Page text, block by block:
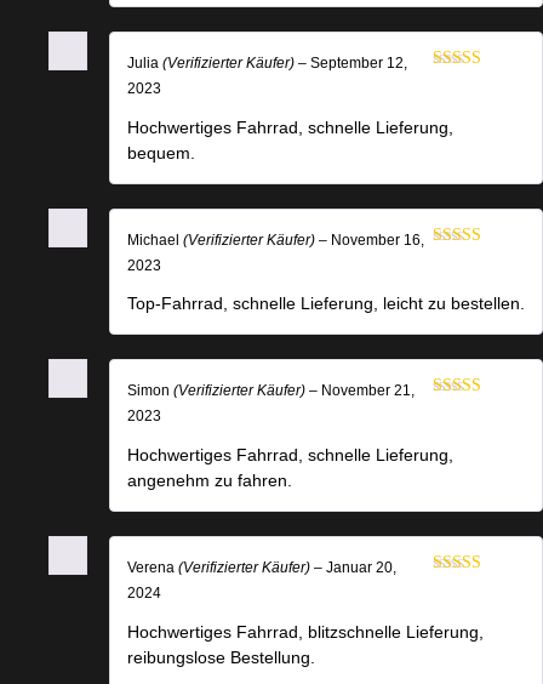
Julia (Verifizierter Käufer) – September 12,
2023
Hochwertiges Fahrrad, schnelle Lieferung,
bequem.
Michael (Verifizierter Käufer) – November 16,
2023
Top-Fahrrad, schnelle Lieferung, leicht zu bestellen.
Simon (Verifizierter Käufer) – November 21,
2023
Hochwertiges Fahrrad, schnelle Lieferung,
angenehm zu fahren.
Verena (Verifizierter Käufer) – Januar 20,
2024
Hochwertiges Fahrrad, blitzschnelle Lieferung,
reibungslose Bestellung.